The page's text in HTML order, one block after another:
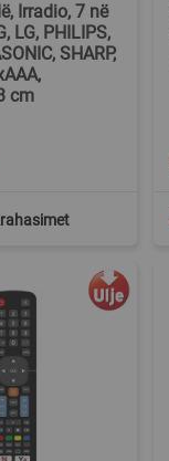
Irradio, 7 në
LG, PHILIPS,
SHARP,
cm